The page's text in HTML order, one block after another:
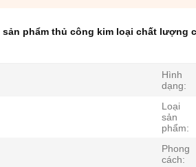
sản phẩm thủ công kim loại chất lượng
Hình
dạng:
Loại
sản
phẩm:
Phong
cách: